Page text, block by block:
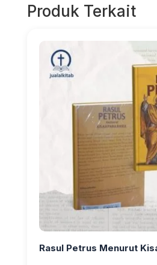
Produk Terkait
Rasul Petrus Menurut